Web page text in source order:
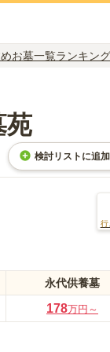
お墓一覧ランキング
苑
検討リストに追
行
永代供養墓
178万円～